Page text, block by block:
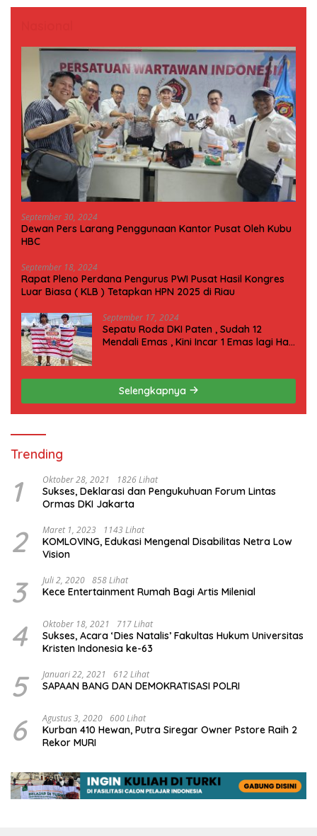
September 30, 2024
Dewan Pers Larang Penggunaan Kantor Pusat Oleh Kubu
HBC
September 18, 2024
Rapat Pleno Perdana Pengurus PWI Pusat Hasil Kongres
Luar Biasa ( KLB ) Tetapkan HPN 2025 di Riau
September 17, 2024
Sepatu Roda DKI Paten , Sudah 12
Mendali Emas , Kini Incar 1 Emas lagi Hari
Selengkapnya
Trending
1 Oktober 28, 2021 1826 Lihat
Sukses, Deklarasi dan Pengukuhuan Forum Lintas
Ormas DKI Jakarta
2 Maret 1, 2023 1143 Lihat
KOMLOVING, Edukasi Mengenal Disabilitas Netra Low
Vision
3 Juli 2, 2020 858 Lihat
Kece Entertainment Rumah Bagi Artis Milenial
4 Oktober 18, 2021 717 Lihat
Sukses, Acara ‘Dies Natalis’ Fakultas Hukum Universitas
Kristen Indonesia ke-63
5 Januari 22, 2021 612 Lihat
SAPAAN BANG DAN DEMOKRATISASI POLRI
6 Agustus 3, 2020 600 Lihat
Kurban 410 Hewan, Putra Siregar Owner Pstore Raih 2
Rekor MURI